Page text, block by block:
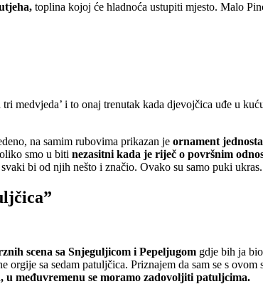
toplina kojoj će hladnoća ustupiti mjesto. Malo
medvjeda’ i to onaj trenutak kada djevojčica uđe u
na samim rubovima prikazan je ornament
smo u biti nezasitni kada je riječ o površnim
bi od njih nešto i značio. Ovako su samo puki ukras.
scena sa Snjeguljicom i Pepeljugom gdje bih ja
orgije sa sedam patuljčica. Priznajem da sam se s
u međuvremenu se moramo zadovoljiti patuljcima.